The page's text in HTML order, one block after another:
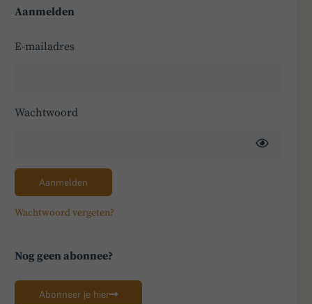
Aanmelden
E-mailadres
Wachtwoord
Aanmelden
Wachtwoord vergeten?
Nog geen abonnee?
Abonneer je hier